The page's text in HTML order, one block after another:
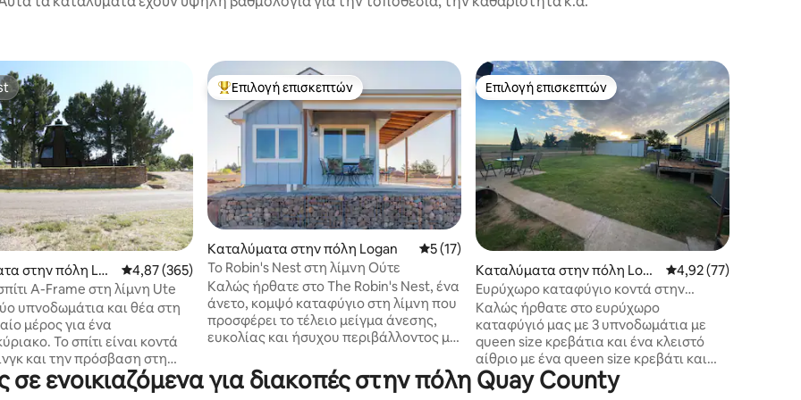
5, 20 κριτικές
στην πόλη Log
Μέση βαθμολογία: 4,87 στα 5, 365 κριτικές
4,87 (365)
A-Frame στη λίμνη Ute
υπνοδωμάτια και θέα στη
μέρος για ένα
Το σπίτι είναι κοντά
και την πρόσβαση στη
ψησταριά και τζάκι
χώρου στην ιδιοκτησία. Η
Κορυφαία επιλογή επισκεπτών
Επιλογή επισκεπτών
Καταλύματα στην πόλη Logan Μέση βαθμολογία: 5 στα 5, 17 κριτικές
5 (17)
Το Robin's Nest στη λίμνη Ούτε
Καλώς ήρθατε στο The Robin's Nest, ένα
άνετο, κομψό καταφύγιο στη λίμνη που
προσφέρει το τέλειο μείγμα άνεσης,
ευκολίας και ήσυχου περιβάλλοντος με
γοητευτικό μικροσκοπικό σπίτι έχει
σχεδιαστεί προσεκτικά για να
Επιλογή επισκεπτών
Επιλογή επισκεπτών
Καταλύματα στην πόλη Loga
n
Μέση βαθμολογία:
4,92 (77)
Ευρύχωρο καταφύγιο κοντά στην
είσοδο του State Park
Καλώς ήρθατε στο ευρύχωρο
καταφύγιό μας με 3 υπνοδωμάτια με
queen size κρεβάτια και ένα κλειστό
αίθριο με ένα queen size κρεβάτι και
μια κουκέτα. Απολαύστε ξεχωριστούς
χώρους διαβίωσης, γενναιόδωρο χώρο
σε ενοικιαζόμενα για διακοπές στην πόλη Quay County